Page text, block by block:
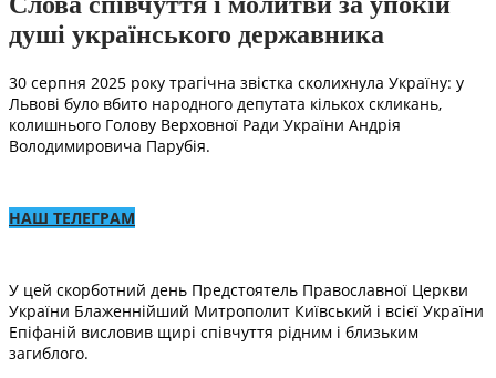
душі українського державника
30 серпня 2025 року трагічна звістка сколихнула Україну: у
Львові було вбито народного депутата кількох скликань,
колишнього Голову Верховної Ради України Андрія
Володимировича Парубія.
НАШ ТЕЛЕГРАМ
У цей скорботний день Предстоятель Православної Церкви
України Блаженнійший Митрополит Київський і всієї України
Епіфаній висловив щирі співчуття рідним і близьким
загиблого.